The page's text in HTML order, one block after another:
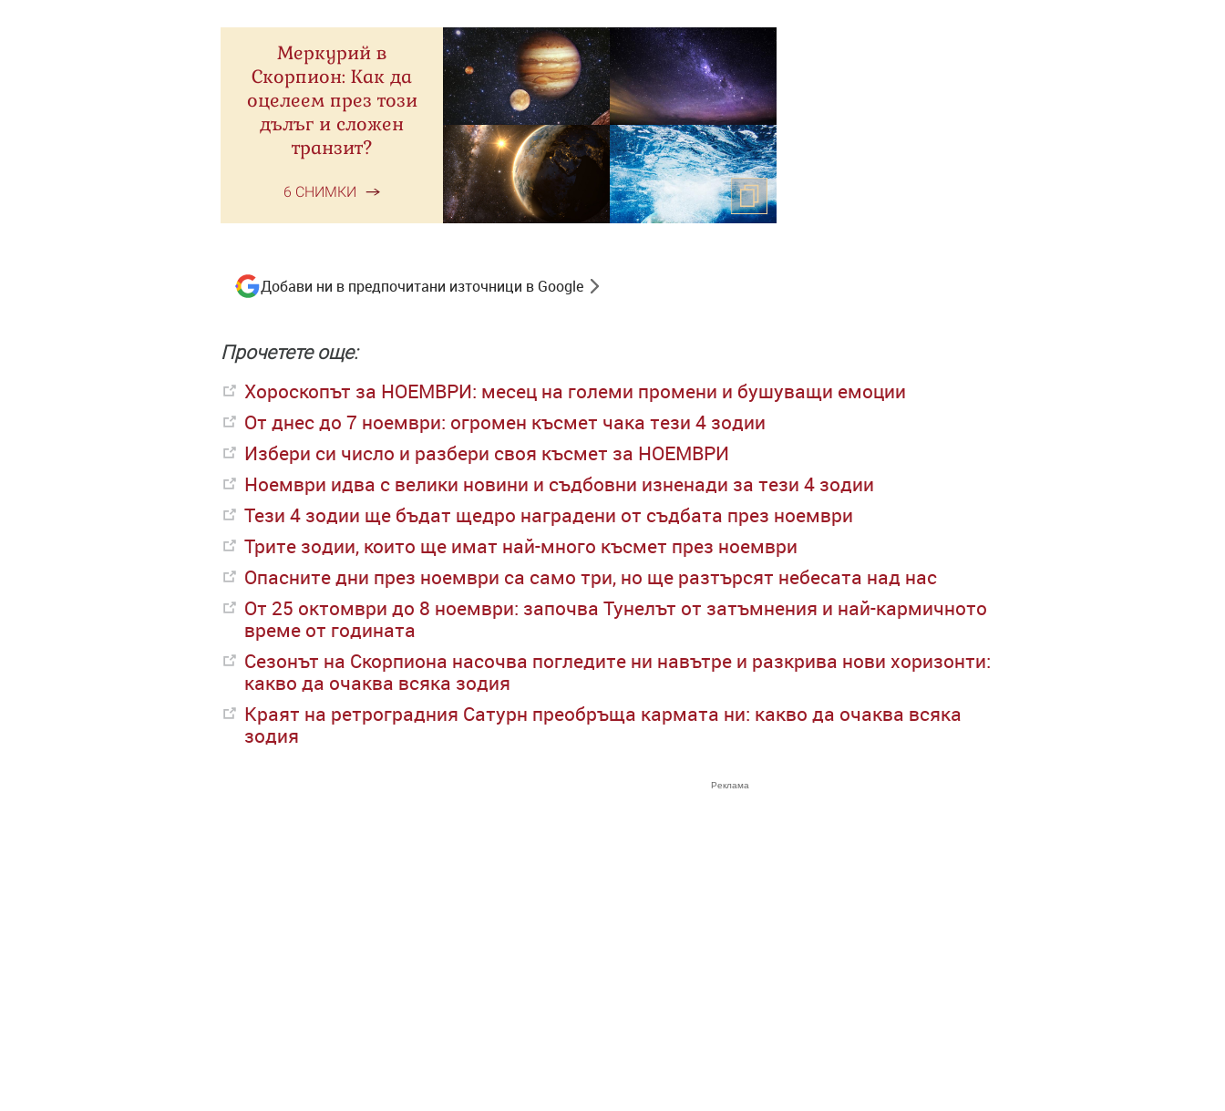
Меркурий в
Скорпион: Как да
оцелеем през този
дълъг и сложен
транзит?
6 СНИМКИ
Добави ни в предпочитани източници в Google
Прочетете още:
Хороскопът за НОЕМВРИ: месец на големи промени и бушуващи емоции
От днес до 7 ноември: огромен късмет чака тези 4 зодии
Избери си число и разбери своя късмет за НОЕМВРИ
Ноември идва с велики новини и съдбовни изненади за тези 4 зодии
Тези 4 зодии ще бъдат щедро наградени от съдбата през ноември
Трите зодии, които ще имат най-много късмет през ноември
Опасните дни през ноември са само три, но ще разтърсят небесата над нас
От 25 октомври до 8 ноември: започва Тунелът от затъмнения и най-кармичното
време от годината
Сезонът на Скорпиона насочва погледите ни навътре и разкрива нови хоризонти:
какво да очаква всяка зодия
Краят на ретроградния Сатурн преобръща кармата ни: какво да очаква всяка
зодия